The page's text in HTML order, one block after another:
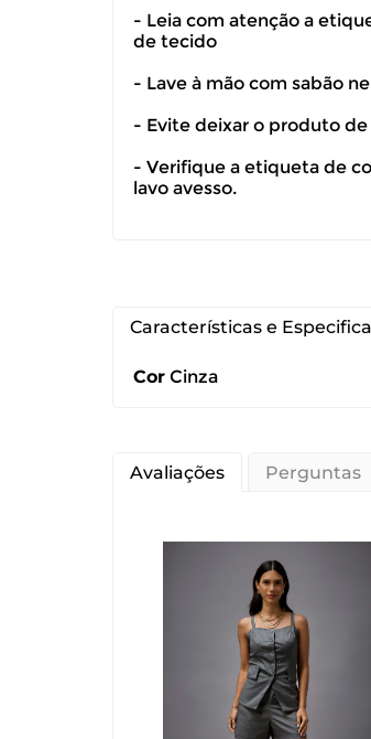
- Leia com atenção a
de tecido
- Lave à mão com sabão
- Evite deixar o produto
- Verifique a etiqueta de
lavo avesso.
Características e
Cor Cinza
Avaliações Perguntas